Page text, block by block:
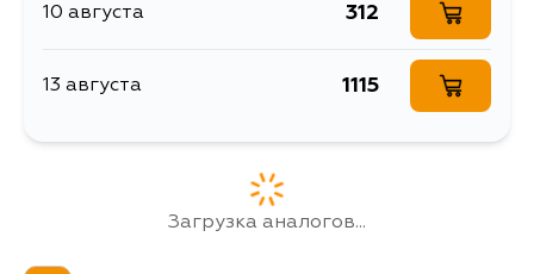
10 августа 312
13 августа 1115
Загрузка аналогов...